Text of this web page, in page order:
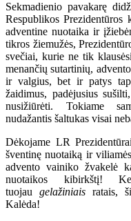
Sekmadienio pavakarę
Respublikos Prezidentūros
adventine nuotaika ir
tikros žiemužės,
svečiai, kurie ne tik
menančių sutartinių,
ir valgius, bet ir patys
žaidimus, padėjusius
nusižiūrėti. Tokiame
nudažantis šaltukas visai
Dėkojame LR
šventinę nuotaiką ir
advento vainiko žvakelė
nuotaikos kibirkštį!
tuojau gelažiniaisratais,
Kalėda!